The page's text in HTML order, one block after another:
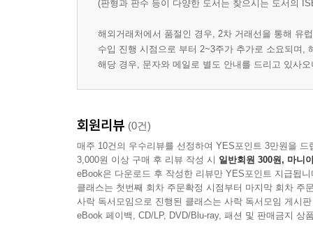
(판형과 판수 등이 다양한 도서는 찾으시는 도서의
해외거래처에서 품절인 경우, 2차 거래선을 통해 유
수입 진행 시점으로 부터 2~3주가 추가로 소요되며,
해당 경우, 문자와 메일로 별도 안내를 드리고 있사
회원리뷰 (0건)
매주 10건의 우수리뷰를 선정하여 YES포인트 3만원을 드
3,000원 이상 구매 후 리뷰 작성 시 일반회원 300원, 마니
eBook은 다운로드 후 작성한 리뷰만 YES포인트 지급됩니
클래스는 첫번째 회차 주문확정 시점부터 마지막 회차 주
사락 독서모임으로 진행된 클래스는 사락 독서모임 게시
eBook 페이백, CD/LP, DVD/Blu-ray, 패션 및 판매금지 상